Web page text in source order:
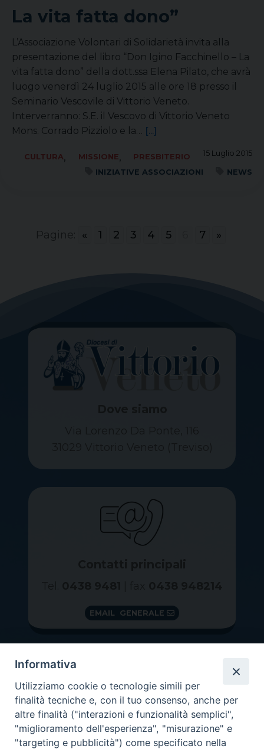
La vita fatta dono”
L’Associazione Volontari di Solidarietà invita alla
presentazione del libro “Don Igino Facchinello – La
vita fatta dono” della dott.ssa Elena Pilato, che avrà
luogo venerdì 24 luglio 2015 alle ore 18 presso il
Seminario Vescovile di Vittorio Veneto.
Interverranno: S.E. il Vescovo di Vittorio Veneto
Mons. Corrado Pizziolo e la… [...]
15 Luglio 2015
CULTURA, MISSIONE,
PRESBITERIO
INIZIATIVE ASSOCIAZIONI
NEWS
Pagine: « 1 2 3 4 5 7 »
EMAIL GENERALE
GRAZIE PER IL TUO AIUTO
Informativa
Utilizziamo cookie o tecnologie simili per
finalità tecniche e, con il tuo consenso, anche per
altre finalità ("interazioni e funzionalità semplici",
"miglioramento dell'esperienza", "misurazione" e
"targeting e pubblicità") come specificato nella